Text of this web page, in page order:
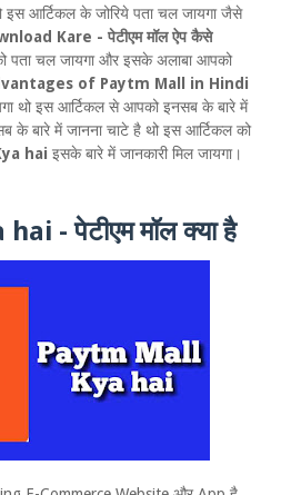
इस आर्टिकल के जोरिये पता चल जायगा जैसे
Kare - पेटीएम मॉल ऐप कैसे
पता चल जायगा और इसके अलाबा आपको
of Paytm Mall in Hindi
थो इस आर्टिकल से आपको इनसब के बारे में
के बारे में जानना चाटे है थो इस आर्टिकल को
hai इसके बारे में जानकारी मिल जायगा।
- पेटीएम मॉल क्या है